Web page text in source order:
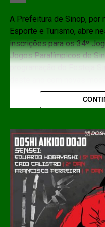
A Prefeitura de Sinop, por
Esporte e Turismo, abre
inscrições para os 34º
Jogos Paralímpicos de
das disputas na Praia do
http://
inscrições para os 3º
disponíveis no link:
http://
Entre as novidades desta